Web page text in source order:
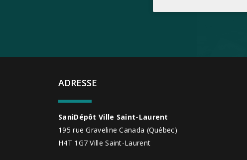
ADRESSE
SaniDépôt Ville Saint-Laurent
195 rue Graveline Canada (Québec)
H4T 1G7Ville Saint-Laurent